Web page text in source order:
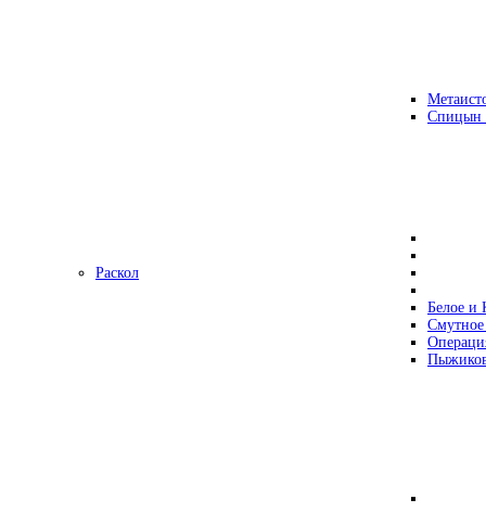
Раскол
Белое и